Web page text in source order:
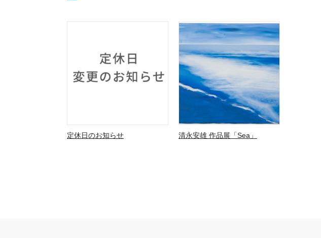
定休日のお知らせ 清永安雄 作品展「Sea」